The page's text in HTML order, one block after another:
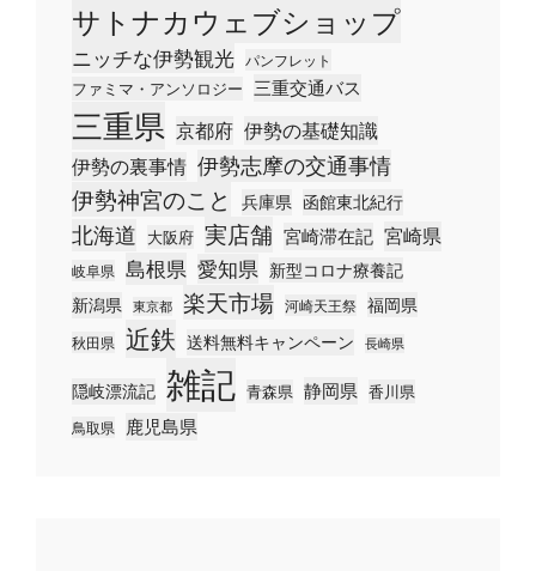
サトナカウェブショップ
ニッチな伊勢観光 パンフレット
ファミマ・アンソロジー 三重交通バス
三重県 京都府 伊勢の基礎知識
伊勢の裏事情 伊勢志摩の交通事情
伊勢神宮のこと 兵庫県 函館東北紀行
北海道 大阪府 実店舗 宮崎滞在記 宮崎県
岐阜県 島根県 愛知県 新型コロナ療養記
新潟県
東京都 楽天市場 河崎天王祭 福岡県
秋田県 近鉄 送料無料キャンペーン 長崎県
隠岐漂流記 雑記 青森県 静岡県 香川県
鳥取県 鹿児島県